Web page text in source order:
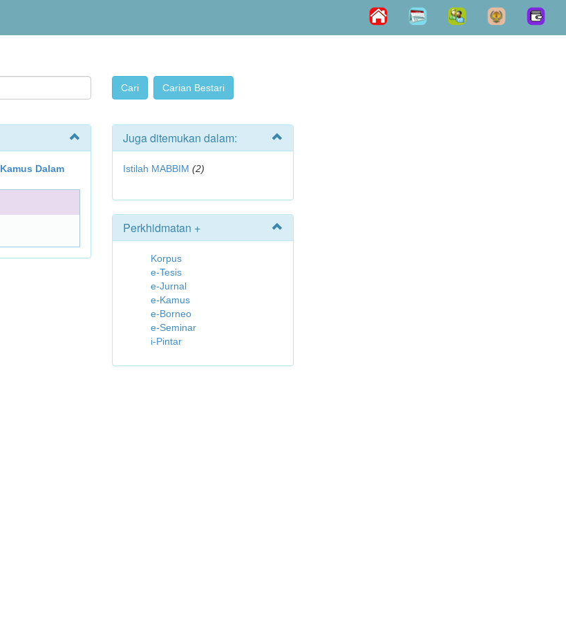
Kamus Dalam
Juga ditemukan dalam:
Istilah MABBIM (2)
Perkhidmatan +
Korpus
e-Tesis
e-Jurnal
e-Kamus
e-Borneo
e-Seminar
i-Pintar